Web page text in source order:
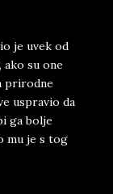
je uvek od
su one
prirodne
uspravio da
ga bolje
mu je s tog